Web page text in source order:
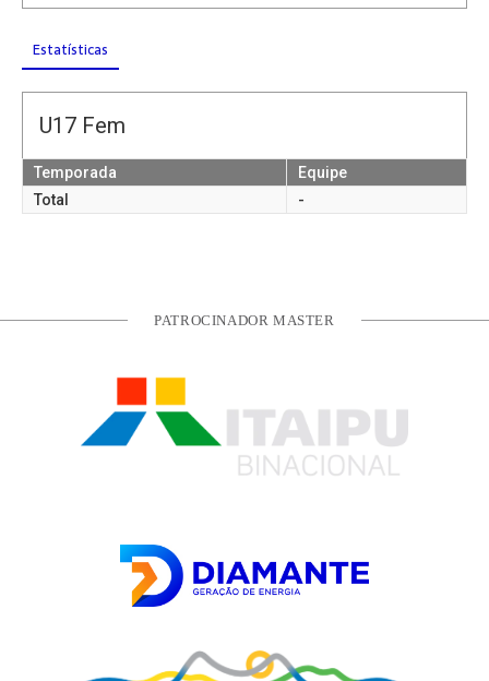
Estatísticas
U17 Fem
Temporada
Equipe
Total
-
PATROCINADOR MASTER